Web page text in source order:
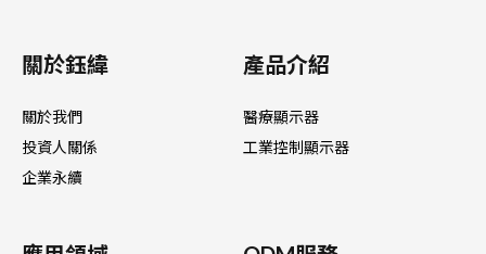
關於鈺緯
關於我們
投資人關係
企業永續
產品介紹
醫療顯示器
工業控制顯示器